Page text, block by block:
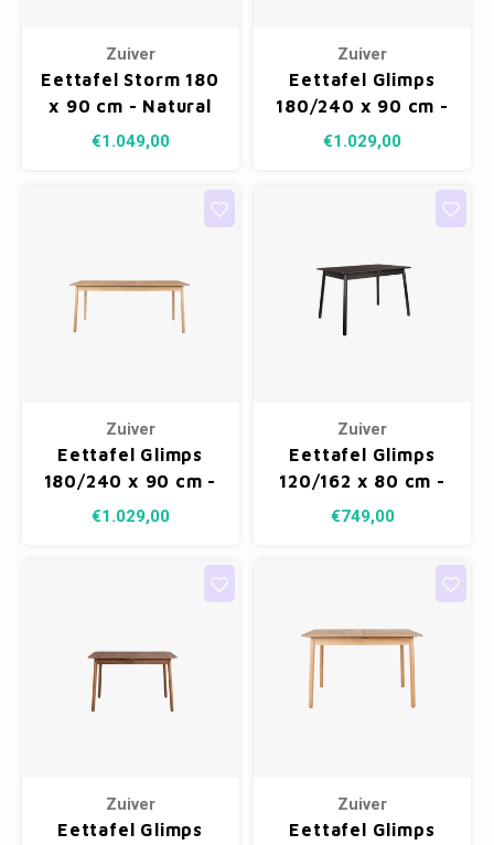
Zuiver
Eettafel Storm 180
x 90 cm - Natural
€1.049,00
Zuiver
Eettafel Glimps
180/240 x 90 cm -
Walnut
€1.029,00
Zuiver
Eettafel Glimps
180/240 x 90 cm -
Natural
€1.029,00
Zuiver
Eettafel Glimps
120/162 x 80 cm -
Zwart
€749,00
Zuiver
Eettafel Glimps
Zuiver
Eettafel Glimps